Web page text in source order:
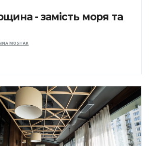
- замість моря та
MOSHAK